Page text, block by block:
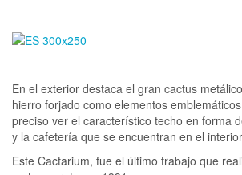
En el exterior destaca el gran cactus
hierro forjado como elementos
preciso ver el característico techo en forma
y la cafetería que se encuentran en el
Este Cactarium, fue el último trabajo que